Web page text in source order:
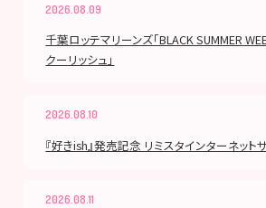
2026.08.09
千葉ロッテマリーンズ「BLACK SUMMER
クーリッシュ」
2026.08.10
『好きish』発売記念 リミスタインターネット
2026.08.11